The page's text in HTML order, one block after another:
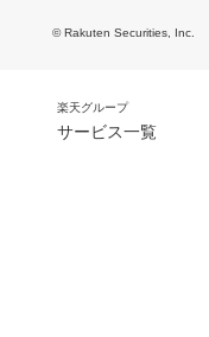
© Rakuten Securities, Inc.
楽天グループ
サービス一覧